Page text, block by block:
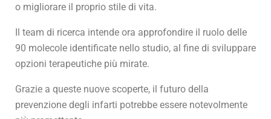
o migliorare il proprio stile di vita.
Il team di ricerca intende ora approfondire il ruolo delle
90 molecole identificate nello studio, al fine di sviluppare
opzioni terapeutiche più mirate.
Grazie a queste nuove scoperte, il futuro della
prevenzione degli infarti potrebbe essere notevolmente